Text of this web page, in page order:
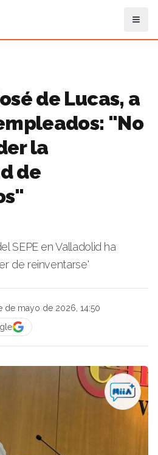
de Lucas, a
"No
la
de
SEPE en Valladolid ha
de reinventarse'
de mayo de 2026, 14:50